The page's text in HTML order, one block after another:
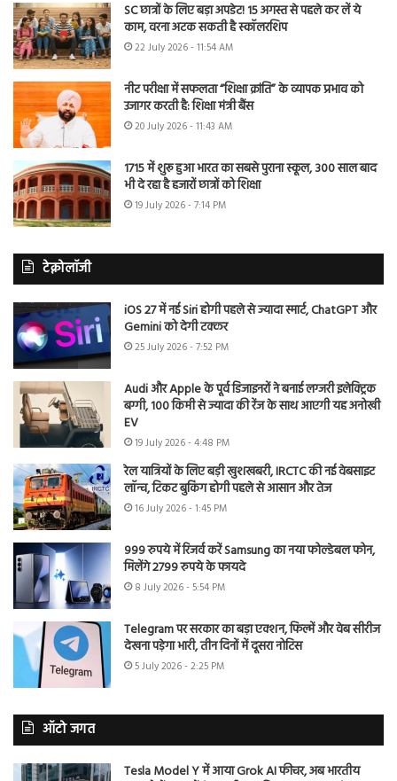
SC छात्रों के लिए बड़ा अपडेट! 15 अगस्त से पहले कर लें ये
काम, वरना अटक सकती है स्कॉलरशिप
22 July 2026 - 11:54 AM
नीट परीक्षा में सफलता “शिक्षा क्रांति” के व्यापक प्रभाव को
उजागर करती है: शिक्षा मंत्री बैंस
20 July 2026 - 11:43 AM
1715 में शुरू हुआ भारत का सबसे पुराना स्कूल, 300 साल बाद
भी दे रहा है हजारों छात्रों को शिक्षा
19 July 2026 - 7:14 PM
टेक्नोलॉजी
iOS 27 में नई Siri होगी पहले से ज्यादा स्मार्ट, ChatGPT और
Gemini को देगी टक्कर
25 July 2026 - 7:52 PM
Audi और Apple के पूर्व डिजाइनरों ने बनाई लग्जरी इलेक्ट्रिक
बग्गी, 100 किमी से ज्यादा की रेंज के साथ आएगी यह अनोखी
EV
19 July 2026 - 4:48 PM
रेल यात्रियों के लिए बड़ी खुशखबरी, IRCTC की नई वेबसाइट
लॉन्च, टिकट बुकिंग होगी पहले से आसान और तेज
16 July 2026 - 1:45 PM
999 रुपये में रिजर्व करें Samsung का नया फोल्डेबल फोन,
मिलेंगे 2799 रुपये के फायदे
8 July 2026 - 5:54 PM
Telegram पर सरकार का बड़ा एक्शन, फिल्में और वेब सीरीज
देखना पड़ेगा भारी, तीन दिनों में दूसरा नोटिस
5 July 2026 - 2:25 PM
ऑटो जगत
Tesla Model Y में आया Grok AI फीचर, अब भारतीय